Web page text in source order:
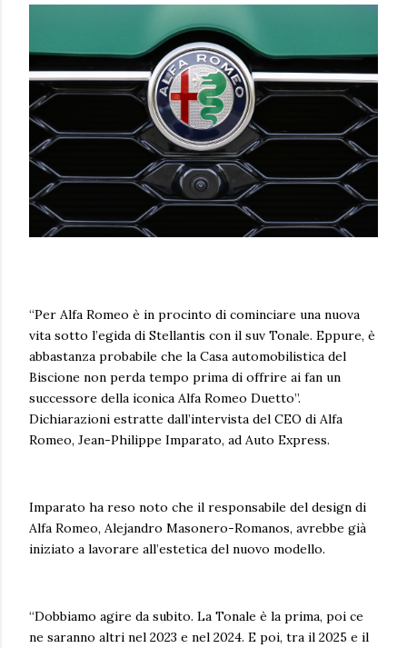
“Per Alfa Romeo è in procinto di cominciare una nuova
vita sotto l’egida di Stellantis con il suv Tonale. Eppure, è
abbastanza probabile che la Casa automobilistica del
Biscione non perda tempo prima di offrire ai fan un
successore della iconica Alfa Romeo Duetto”.
Dichiarazioni estratte dall’intervista del CEO di Alfa
Romeo, Jean-Philippe Imparato, ad Auto Express.
Imparato ha reso noto che il responsabile del design di
Alfa Romeo, Alejandro Masonero-Romanos, avrebbe già
iniziato a lavorare all’estetica del nuovo modello.
“Dobbiamo agire da subito. La Tonale è la prima, poi ce
ne saranno altri nel 2023 e nel 2024. E poi, tra il 2025 e il